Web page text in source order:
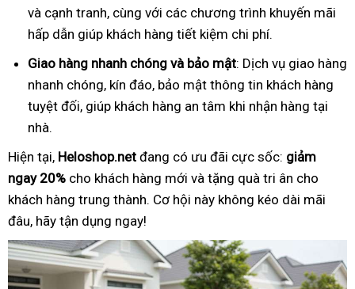
và cạnh tranh, cùng với các chương trình khuyến mãi
hấp dẫn giúp khách hàng tiết kiệm chi phí.
Giao hàng nhanh chóng và bảo mật: Dịch vụ giao hàng
nhanh chóng, kín đáo, bảo mật thông tin khách hàng
tuyệt đối, giúp khách hàng an tâm khi nhận hàng tại
nhà.
Hiện tại, Heloshop.net đang có ưu đãi cực sốc: giảm
ngay 20% cho khách hàng mới và tặng quà tri ân cho
khách hàng trung thành. Cơ hội này không kéo dài mãi
đâu, hãy tận dụng ngay!